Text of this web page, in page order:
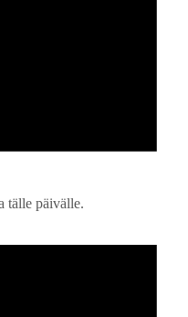
tälle päivälle.